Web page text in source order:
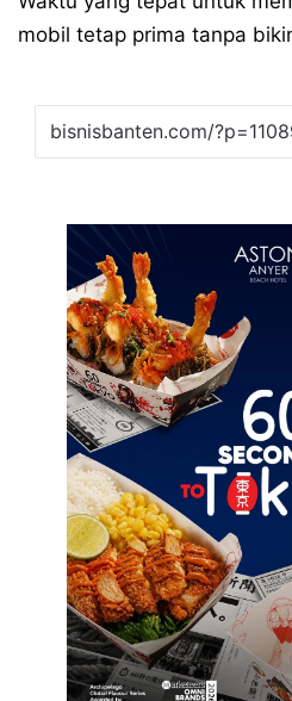
mobil tetap prima tanpa